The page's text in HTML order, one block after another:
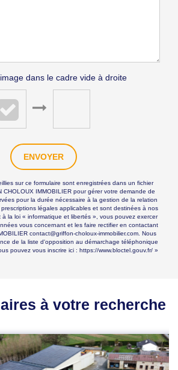
dans le cadre vide à droite
ENVOYER
sur ce formulaire sont enregistrées dans un fichier
CHOLOUX IMMOBILIER pour gérer votre demande de
pour la durée nécessaire à la gestion de la relation
légales applicables et sont destinées à nos
à la loi « informatique et libertés », vous pouvez exercer
vous concernant et les faire rectifier en contactant
contact@griffon-choloux-immobilier.com. Nous
de la liste d'opposition au démarchage téléphonique
pouvez vous inscrire ici : https://www.bloctel.gouv.fr/ »
à votre recherche